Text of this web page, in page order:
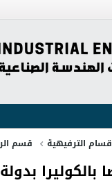
الترفيهية قسم
شخصا بالكوليرا